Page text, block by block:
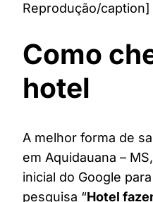
Reprodução/caption]
Como
hotel
A melhor forma de
em Aquidauana –
inicial do Google
pesquisa “Hotel